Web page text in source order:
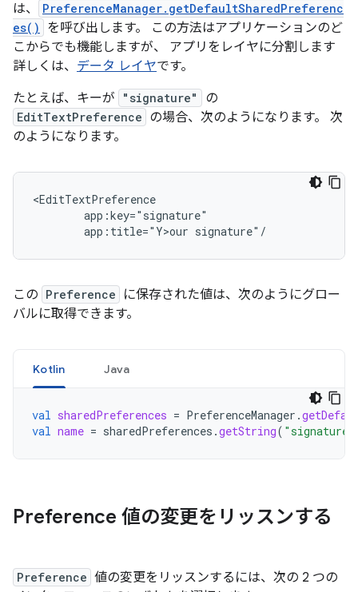
は、
PreferenceManager.getDefaultSharedPreferenc
es()
を呼び出します。 この方法はアプリケーションのど
こからでも機能しますが、 アプリをレイヤに分割します
詳しくは、 データ レイヤです。
たとえば、キーが
"signature" の
EditTextPreference の場合、次のようになります。 次
のようになります。
app:title="Y>our signature"/
この Preference
に保存された値は、次のようにグロー
バルに取得できます。
Kotlin Java
val sharedPreferences = PreferenceManager .
val name = sharedPreferences .getString( "signature"
Preference 値の変更をリッスンする
Preference 値の変更をリッスンするには、次の 2 つの